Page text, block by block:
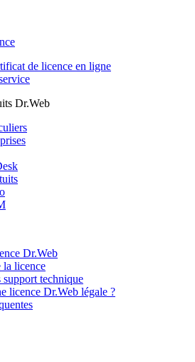
de licence en ligne
Dr.Web
Dr.Web
la licence
support technique
licence Dr.Web légale ?